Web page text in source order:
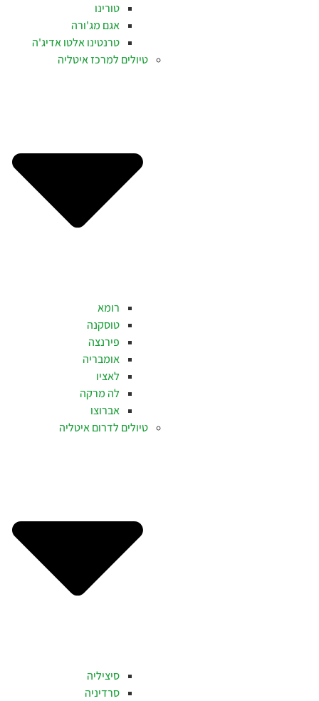
טורינו
אגם מג'ורה
טרנטינו אלטו אדיג'ה
טיולים למרכז איטליה
רומא
טוסקנה
פירנצה
אומבריה
לאציו
לה מרקה
אברוצו
טיולים לדרום איטליה
סיציליה
סרדיניה